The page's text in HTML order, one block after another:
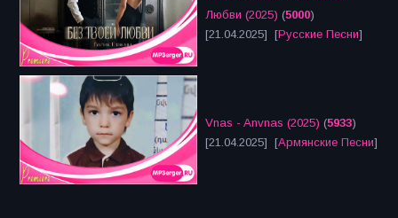
Любви (2025) (5000)
[21.04.2025] [Русские Песни]
Vnas - Anvnas (2025) (5933)
[21.04.2025] [Армянские Песни]